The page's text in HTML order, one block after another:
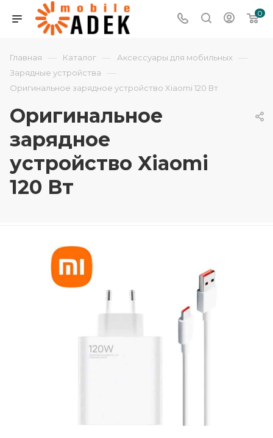
0
Главная — Каталог — Аксессуары для мобильных —
Зарядные устройства —
Оригинальное зарядное устройство Xiaomi 120 Вт
Оригинальное
зарядное
устройство Xiaomi
120 Вт